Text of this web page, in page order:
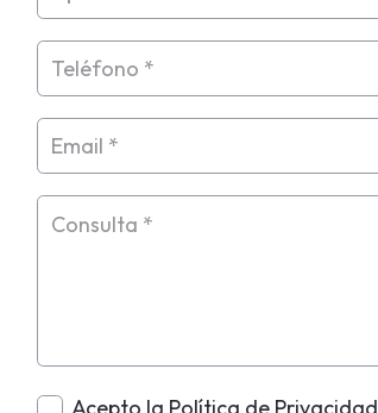
Acepto la Política de Privacidad